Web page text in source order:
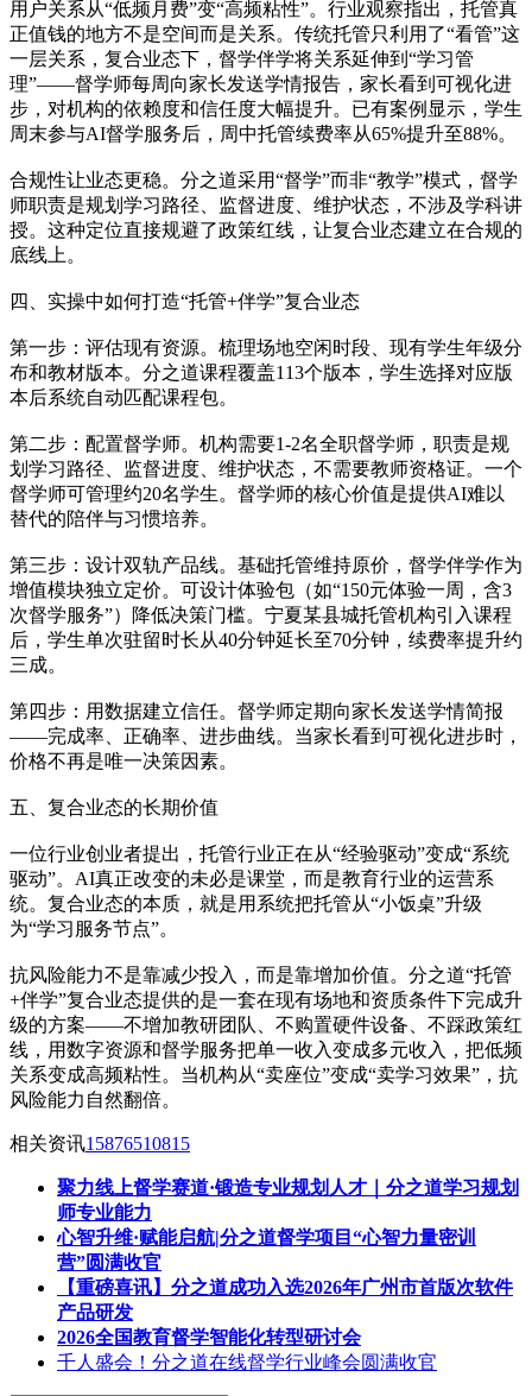
用户关系从“低频月费”变“高频粘性”。行业观察指出，托管真
正值钱的地方不是空间而是关系。传统托管只利用了“看管”这
一层关系，复合业态下，督学伴学将关系延伸到“学习管
理”——督学师每周向家长发送学情报告，家长看到可视化进
步，对机构的依赖度和信任度大幅提升。已有案例显示，学生
周末参与AI督学服务后，周中托管续费率从65%提升至88%。
合规性让业态更稳。分之道采用“督学”而非“教学”模式，督学
师职责是规划学习路径、监督进度、维护状态，不涉及学科讲
授。这种定位直接规避了政策红线，让复合业态建立在合规的
底线上。
四、实操中如何打造“托管+伴学”复合业态
第一步：评估现有资源。梳理场地空闲时段、现有学生年级分
布和教材版本。分之道课程覆盖113个版本，学生选择对应版
本后系统自动匹配课程包。
第二步：配置督学师。机构需要1-2名全职督学师，职责是规
划学习路径、监督进度、维护状态，不需要教师资格证。一个
督学师可管理约20名学生。督学师的核心价值是提供AI难以
替代的陪伴与习惯培养。
第三步：设计双轨产品线。基础托管维持原价，督学伴学作为
增值模块独立定价。可设计体验包（如“150元体验一周，含3
次督学服务”）降低决策门槛。宁夏某县城托管机构引入课程
后，学生单次驻留时长从40分钟延长至70分钟，续费率提升约
三成。
第四步：用数据建立信任。督学师定期向家长发送学情简报
——完成率、正确率、进步曲线。当家长看到可视化进步时，
价格不再是唯一决策因素。
五、复合业态的长期价值
一位行业创业者提出，托管行业正在从“经验驱动”变成“系统
驱动”。AI真正改变的未必是课堂，而是教育行业的运营系
统。复合业态的本质，就是用系统把托管从“小饭桌”升级
为“学习服务节点”。
抗风险能力不是靠减少投入，而是靠增加价值。分之道“托管
+伴学”复合业态提供的是一套在现有场地和资质条件下完成升
级的方案——不增加教研团队、不购置硬件设备、不踩政策红
线，用数字资源和督学服务把单一收入变成多元收入，把低频
关系变成高频粘性。当机构从“卖座位”变成“卖学习效果”，抗
风险能力自然翻倍。
相关资讯15876510815
聚力线上督学赛道·锻造专业规划人才｜分之道学习规划
师专业能力
心智升维·赋能启航|分之道督学项目“心智力量密训
营”圆满收官
【重磅喜讯】分之道成功入选2026年广州市首版次软件
产品研发
2026全国教育督学智能化转型研讨会
千人盛会！分之道在线督学行业峰会圆满收官